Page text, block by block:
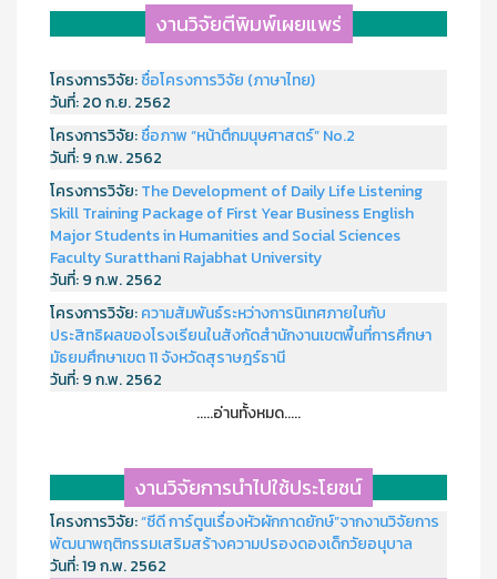
งานวิจัยตีพิมพ์เผยแพร่
โครงการวิจัย:ชื่อโครงการวิจัย (ภาษาไทย)
วันที่:20 ก.ย. 2562
โครงการวิจัย:ชื่อภาพ “หน้าตึกมนุษศาสตร์” No.2
วันที่:9 ก.พ. 2562
โครงการวิจัย:The Development of Daily Life Listening
Skill Training Package of First Year Business English
Major Students in Humanities and Social Sciences
Faculty Suratthani Rajabhat University
วันที่:9 ก.พ. 2562
โครงการวิจัย:ความสัมพันธ์ระหว่างการนิเทศภายในกับ
ประสิทธิผลของโรงเรียนในสังกัดสำนักงานเขตพื้นที่การศึกษา
มัธยมศึกษาเขต 11 จังหวัดสุราษฎร์ธานี
วันที่:9 ก.พ. 2562
.....อ่านทั้งหมด.....
งานวิจัยการนำไปใช้ประโยชน์
โครงการวิจัย:“ซีดี การ์ตูนเรื่องหัวผักกาดยักษ์”จากงานวิจัยการ
พัฒนาพฤติกรรมเสริมสร้างความปรองดองเด็กวัยอนุบาล
วันที่:19 ก.พ. 2562